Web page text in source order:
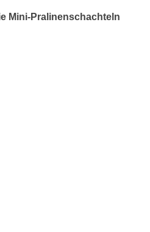
Mini-Pralinenschachteln